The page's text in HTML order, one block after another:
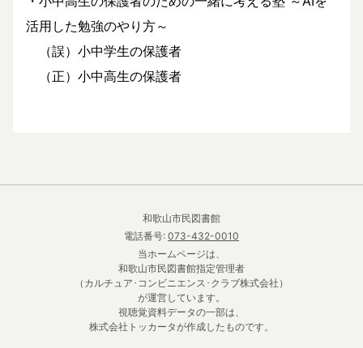
活用した勉強のやり方～
（誤）小中学生の保護者
（正）小中高生の保護者
和歌山市民図書館
電話番号: 073-432-0010
当ホームページは、
和歌山市民図書館指定管理者
（カルチュア･コンビニエンス･クラブ株式会社）
が運営しています。
視聴覚資料データの一部は、
株式会社トッカータが作成したものです。